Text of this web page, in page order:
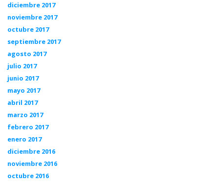
diciembre 2017
noviembre 2017
octubre 2017
septiembre 2017
agosto 2017
julio 2017
junio 2017
mayo 2017
abril 2017
marzo 2017
febrero 2017
enero 2017
diciembre 2016
noviembre 2016
octubre 2016